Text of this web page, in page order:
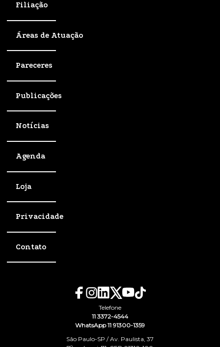
Filiação
Áreas de Atuação
Pareceres
Publicações
Notícias
Agenda
Loja
Privacidade
Contato
Telefone
11 3372-4544
WhatsApp 11 91300-1359
São Paulo-SP / Av. Paulista, 37